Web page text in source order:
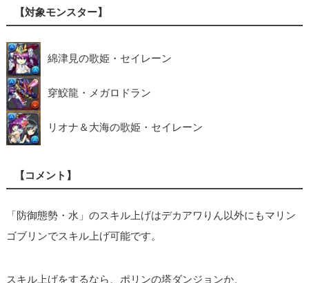
【対象モンスター】
綿津見の歌姫・セイレーン
穿鮫龍・メガロドラン
リオナ＆大海の歌姫・セイレーン
【コメント】
「防御態勢・水」のスキル上げはデカアワりん以外にもマリン
ゴブリンでスキル上げ可能です。
スキル上げをするなら、ポリンの塔ダンジョンか、